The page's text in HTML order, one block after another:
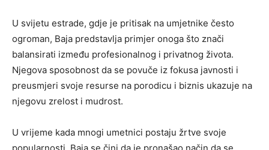
U svijetu estrade, gdje je pritisak na umjetnike često
ogroman, Baja predstavlja primjer onoga što znači
balansirati između profesionalnog i privatnog života.
Njegova sposobnost da se povuče iz fokusa javnosti i
preusmjeri svoje resurse na porodicu i biznis ukazuje na
njegovu zrelost i mudrost.
U vrijeme kada mnogi umetnici postaju žrtve svoje